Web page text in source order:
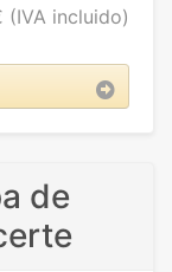
(IVA incluido)
de